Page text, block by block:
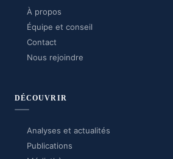
À propos
Équipe et conseil
Contact
Nous rejoindre
DÉCOUVRIR
Analyses et actualités
Publications